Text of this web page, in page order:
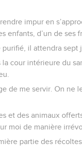
impur en
enfants, d’un de ses
purifié, il attendra
cour intérieure du
de me servir. On ne
et des animaux
moi de manière
partie des